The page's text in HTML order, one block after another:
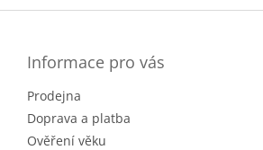
Informace pro vás
Prodejna
Doprava a platba
Ověření věku